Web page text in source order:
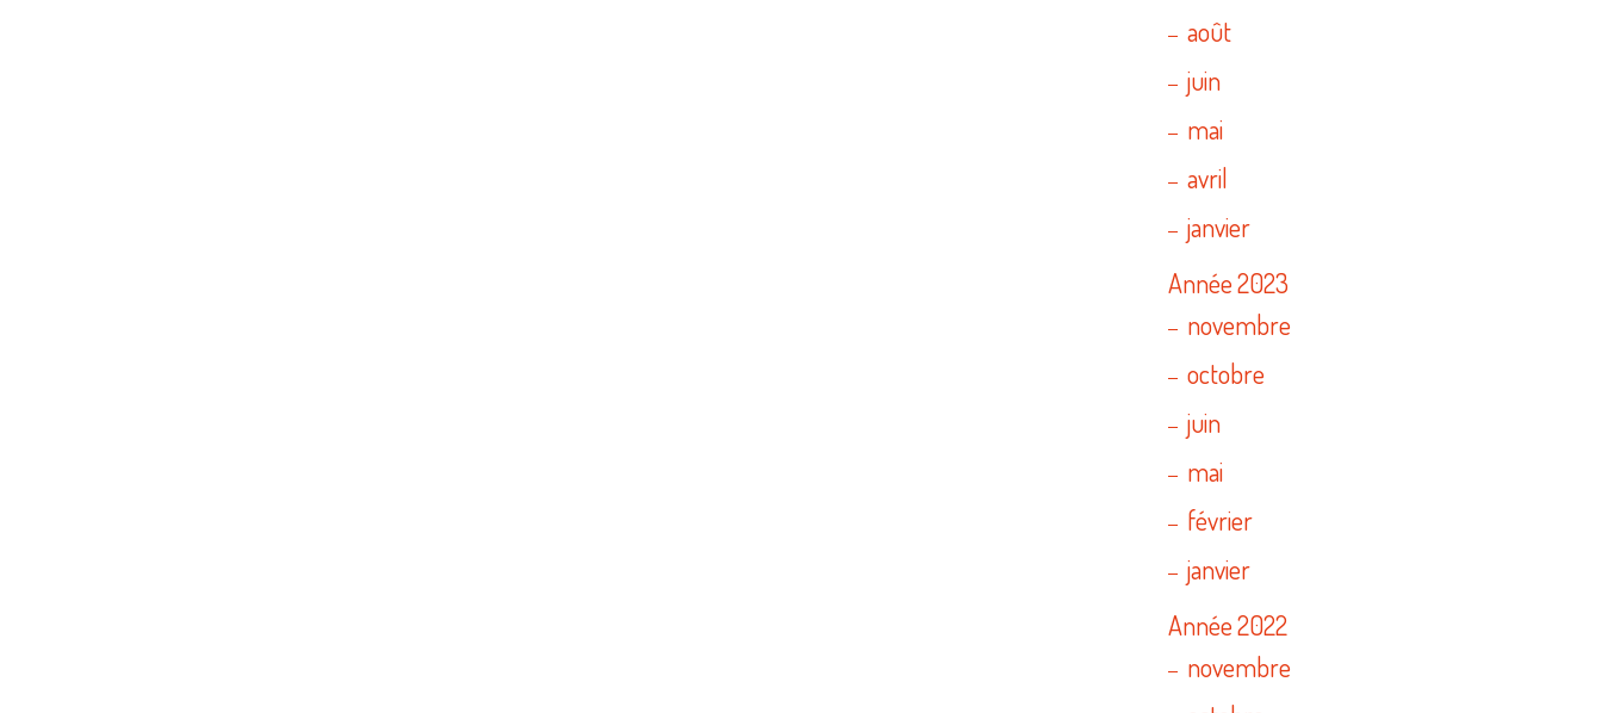
août
juin
mai
avril
janvier
Année 2023
novembre
octobre
juin
mai
février
janvier
Année 2022
novembre